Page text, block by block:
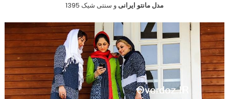
مدل مانتو ایرانی و سنتی شیک 1395